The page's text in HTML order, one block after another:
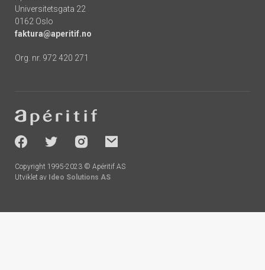
Universitetsgata 22
0162 Oslo
faktura@aperitif.no
Org. nr. 972 420 271
-
socials
Copyright 1995-2023 © Apéritif AS
Utviklet av Ideo Solutions AS